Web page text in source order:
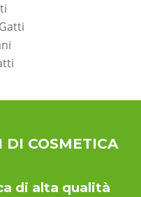
DI COSMETICA
di alta qualità